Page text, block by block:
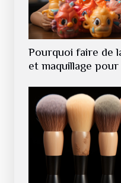
Pourquoi faire de
et maquillage